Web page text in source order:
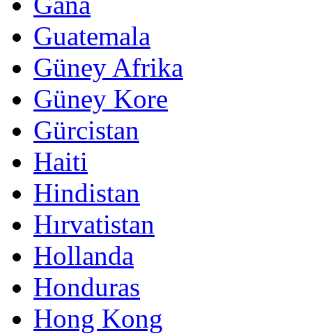
Guatemala
Güney Afrika
Güney Kore
Gürcistan
Haiti
Hindistan
Hırvatistan
Hollanda
Honduras
Hong Kong